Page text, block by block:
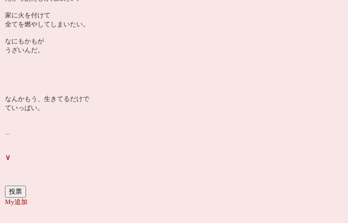
家に火を付けて
全てを燃やしてしまいたい。
なにもかもが
うざいんだ。
なんかもう、生きてるだけで
ていっぱい。
...
∨
My追加